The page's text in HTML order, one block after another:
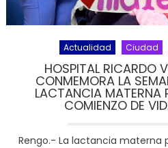
Actualidad Ciudad
HOSPITAL RICARDO
CONMEMORA LA
LACTANCIA MATERNA
COMIENZO DE
Rengo.- La lactancia materna